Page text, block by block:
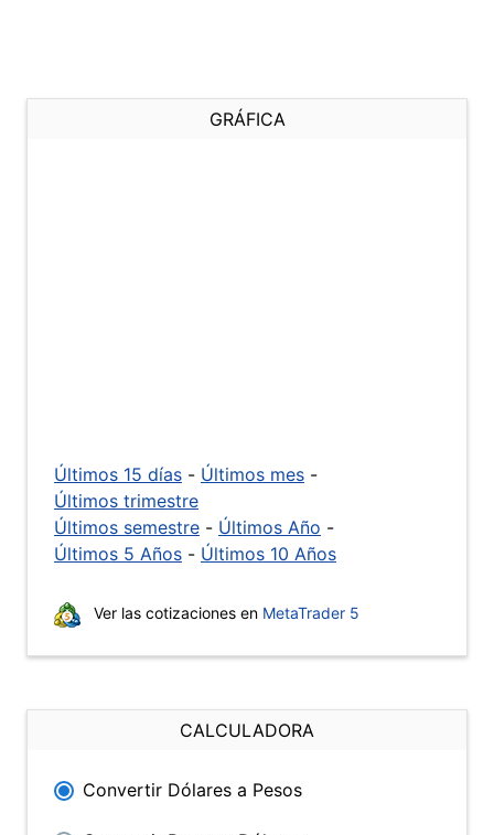
GRÁFICA
Últimos 15 días - Últimos mes -
Últimos trimestre
Últimos semestre - Últimos Año -
Últimos 5 Años - Últimos 10 Años
Ver las cotizaciones en MetaTrader 5
CALCULADORA
Convertir Dólares a Pesos